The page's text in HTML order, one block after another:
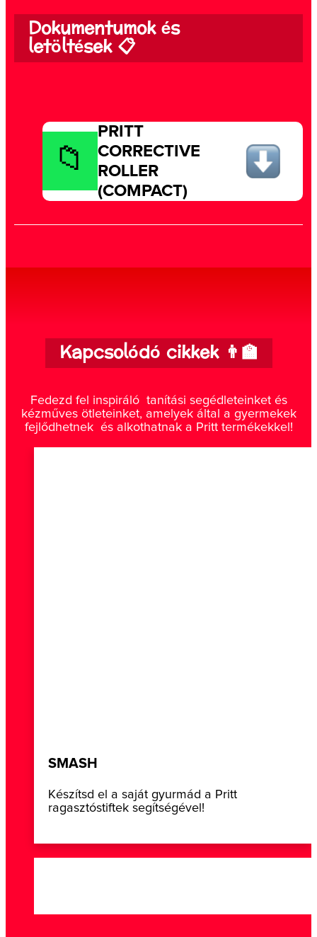
Dokumentumok és
letöltések 📋
PRITT
CORRECTIVE
ROLLER
(COMPACT)
Kapcsolódó cikkek 👨‍🏫
Fedezd fel inspiráló tanítási segédleteinket és
kézműves ötleteinket, amelyek által a gyermekek
fejlődhetnek és alkothatnak a Pritt termékekkel!
SMASH
Készítsd el a saját gyurmád a Pritt
ragasztóstiftek segítségével!